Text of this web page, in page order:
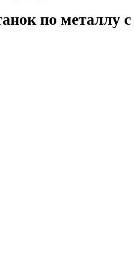
по металлу